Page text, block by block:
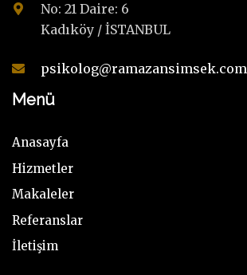
No: 21 Daire: 6
Kadıköy / İSTANBUL
psikolog@ramazansimsek.com
Menü
Anasayfa
Hizmetler
Makaleler
Referanslar
İletişim